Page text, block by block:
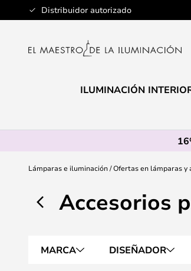
Distribuidor autorizado
Ir
al
ILUMINACIÓN
Lámparas e iluminación Ofertas en lámparas y
Accesorios
MARCA DISEÑADOR